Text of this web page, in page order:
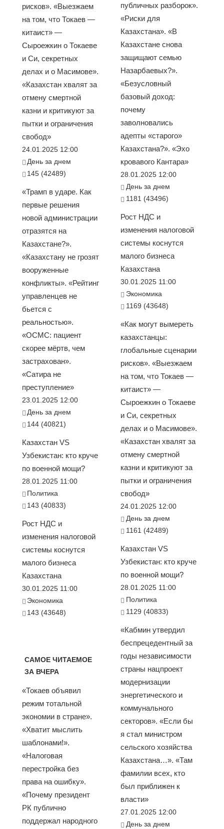
рисков». «Выезжаем
на том, что Токаев —
китаист» —
Сыроежкин о Токаеве
и Си, секретных
делах и о Масимове».
«Казахстан хвалят за
отмену смертной
казни и критикуют за
пытки и ограничения
свобод»
24.01.2025 12:00
День за днем
145 (42489)
«Трамп в ударе. Как
первые решения
новой администрации
отразятся на
Казахстане?».
«Казахстану не грозят
вооруженные
конфликты». «Рейтинг
управленцев не
бьется с
реальностью».
«ОСМС: пациент
скорее мёртв, чем
застрахован».
«Сатира не
преступление»
23.01.2025 12:00
День за днем
144 (40821)
Казахстан VS
Узбекистан: кто круче
по военной мощи?
28.01.2025 11:00
Политика
143 (40833)
Рост НДС и
изменения налоговой
системы коснутся
малого бизнеса
Казахстана
30.01.2025 11:00
Экономика
143 (43648)
САМОЕ ЧИТАЕМОЕ
ЗА ВЧЕРА
«Токаев объявил
режим тотальной
экономии в стране».
«Хватит мыслить
шаблонами!».
«Налоговая
перестройка без
права на ошибку».
«Почему президент
РК публично
поддержал народного
публичных разборок».
«Риски для
Казахстана». «В
Казахстане снова
защищают семью
Назарбаевых?».
«Безусловный
базовый доход:
почему
заволновались
адепты «старого»
Казахстана?». «Эхо
кровавого Кантара»
28.01.2025 12:00
День за днем
1181 (43496)
Рост НДС и
изменения налоговой
системы коснутся
малого бизнеса
Казахстана
30.01.2025 11:00
Экономика
1169 (43648)
«Как могут вымереть
казахстанцы:
глобальные сценарии
рисков». «Выезжаем
на том, что Токаев —
китаист» —
Сыроежкин о Токаеве
и Си, секретных
делах и о Масимове».
«Казахстан хвалят за
отмену смертной
казни и критикуют за
пытки и ограничения
свобод»
24.01.2025 12:00
День за днем
1161 (42489)
Казахстан VS
Узбекистан: кто круче
по военной мощи?
28.01.2025 11:00
Политика
1129 (40833)
«Кабмин утвердил
беспрецедентный за
годы независимости
страны нацпроект
модернизации
энергетического и
коммунального
секторов». «Если бы
я стал министром
сельского хозяйства
Казахстана…». «Там
фамилии всех, кто
был приближен к
власти»
27.01.2025 12:00
День за днем